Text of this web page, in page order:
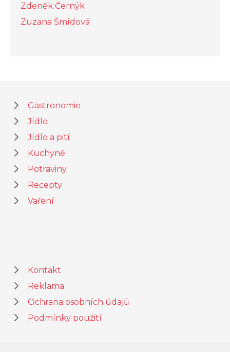
Zdeněk Černýk
Zuzana Šmídová
Gastronomie
Jídlo
Jídlo a pití
Kuchyně
Potraviny
Recepty
Vaření
Kontakt
Reklama
Ochrana osobních údajů
Podmínky použití